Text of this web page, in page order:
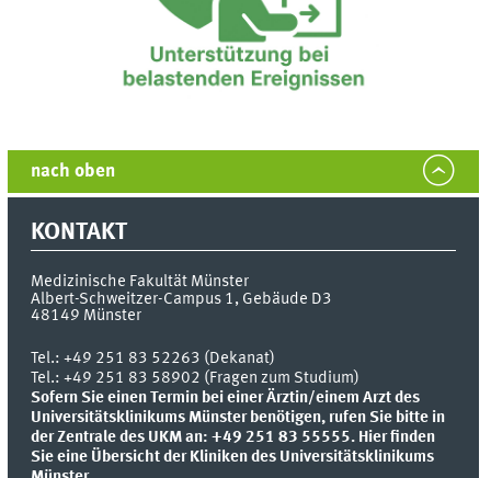
nach oben
KONTAKT
Medizinische Fakultät Münster
Albert-Schweitzer-Campus 1, Gebäude D3
48149 Münster
Tel.:+49 251 83 52263 (Dekanat)
Tel.: +49 251 83 58902 (Fragen zum Studium)
Sofern Sie einen Termin bei einer Ärztin/einem Arzt des
Universitätsklinikums Münster benötigen, rufen Sie bitte in
der Zentrale des UKM an: +49 251 83 55555. Hier finden
Sie eine Übersicht der Kliniken des Universitätsklinikums